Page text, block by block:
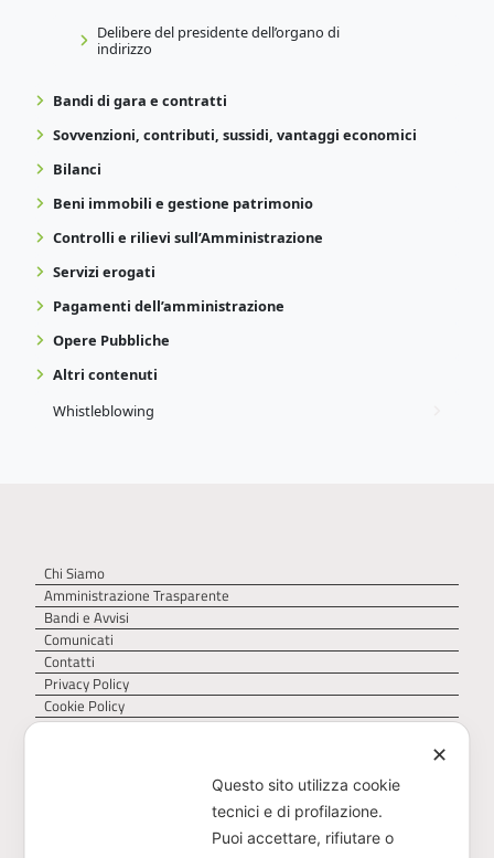
Delibere del presidente dell’organo di
indirizzo
Bandi di gara e contratti
Sovvenzioni, contributi, sussidi, vantaggi economici
Bilanci
Beni immobili e gestione patrimonio
Controlli e rilievi sull’Amministrazione
Servizi erogati
Pagamenti dell’amministrazione
Opere Pubbliche
Altri contenuti
Whistleblowing
Chi Siamo
Amministrazione Trasparente
Bandi e Avvisi
Comunicati
Contatti
Privacy Policy
Cookie Policy
✕
Questo sito utilizza cookie
tecnici e di profilazione.
Puoi accettare, rifiutare o